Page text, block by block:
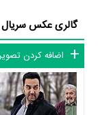
که از نظر تعداد
کرد. از این‌لحاظ
این تعداد بازیگر و
آیاسهیل موفقبه‌عنوان
دردسرهای شیرین
گالری عکس
اضافه کردن